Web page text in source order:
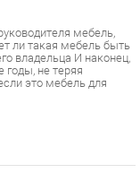
мебель,
такая мебель быть
владельца И наконец,
не теряя
это мебель для